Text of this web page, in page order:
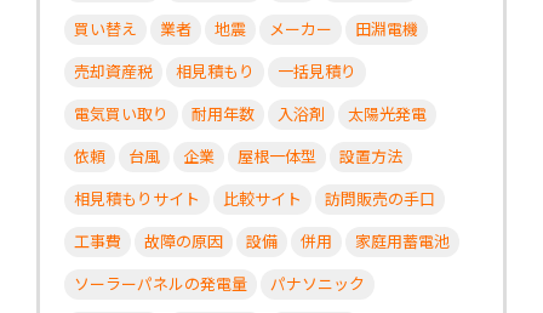
買い替え
業者 地震 メーカー
田淵電機
売却資産税
相見積もり
一括見積り
電気買い取り
耐用年数 入浴剤
太陽光発電
依頼
台風 企業 屋根一体型
設置方法
相見積もりサイト
比較サイト
訪問販売の手口
工事費
故障の原因 設備 併用
家庭用蓄電池
ソーラーパネルの発電量
パナソニック